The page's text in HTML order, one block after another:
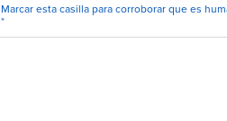
Marcar esta casilla para corroborar que es
*